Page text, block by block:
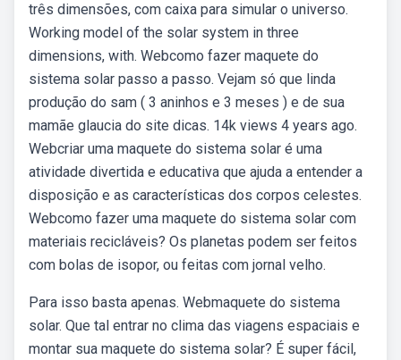
três dimensões, com caixa para simular o universo.
Working model of the solar system in three
dimensions, with. Webcomo fazer maquete do
sistema solar passo a passo. Vejam só que linda
produção do sam ( 3 aninhos e 3 meses ) e de sua
mamãe glaucia do site dicas. 14k views 4 years ago.
Webcriar uma maquete do sistema solar é uma
atividade divertida e educativa que ajuda a entender a
disposição e as características dos corpos celestes.
Webcomo fazer uma maquete do sistema solar com
materiais recicláveis? Os planetas podem ser feitos
com bolas de isopor, ou feitas com jornal velho.
Para isso basta apenas. Webmaquete do sistema
solar. Que tal entrar no clima das viagens espaciais e
montar sua maquete do sistema solar? É super fácil,